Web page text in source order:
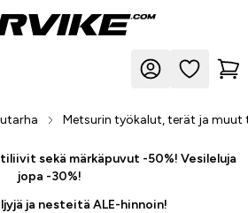
Metsurin työkalut, terät ja muut
sekä märkäpuvut -50%! Vesileluja
jopa -30%!
ja nesteitä ALE-hinnoin!